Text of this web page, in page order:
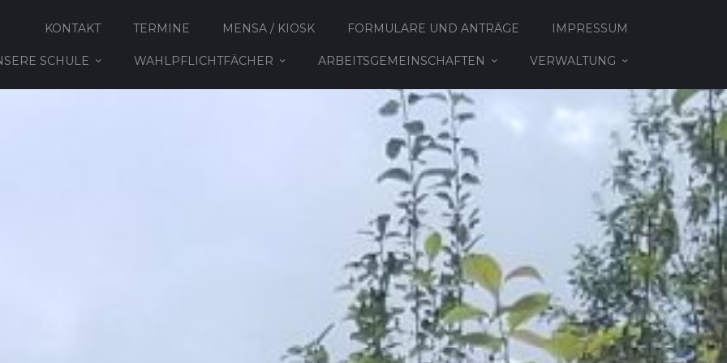
KONTAKT TERMINE MENSA / KIOSK FORMULARE UND ANTRÄGE IMPRESSUM
SCHULE WAHLPFLICHTFÄCHER ARBEITSGEMEINSCHAFTEN VERWALTUNG